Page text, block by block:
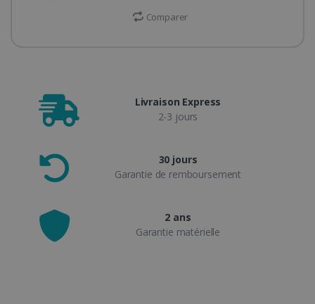
Comparer
Livraison Express
2-3 jours
30 jours
Garantie de remboursement
2 ans
Garantie matérielle